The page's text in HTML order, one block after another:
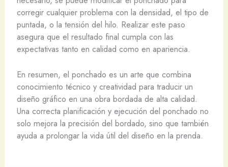
corregir cualquier problema con la densidad, el tipo de
puntada, o la tensión del hilo. Realizar este paso
asegura que el resultado final cumpla con las
expectativas tanto en calidad como en apariencia.
En resumen, el ponchado es un arte que combina
conocimiento técnico y creatividad para traducir un
diseño gráfico en una obra bordada de alta calidad.
Una correcta planificación y ejecución del ponchado no
solo mejora la precisión del bordado, sino que también
ayuda a prolongar la vida útil del diseño en la prenda.